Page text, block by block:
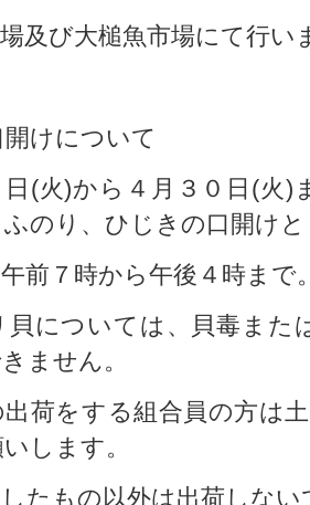
及び大槌魚市場にて行い
けについて
(火)から４月３０日(火)
のり、ひじきの口開け
前７時から午後４時まで
貝については、貝毒また
ません。
荷をする組合員の方は
します。
たもの以外は出荷しない